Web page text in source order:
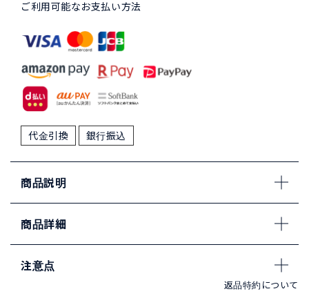
ご利用可能なお支払い方法
代金引換 銀行振込
商品説明
商品詳細
注意点
返品特約について